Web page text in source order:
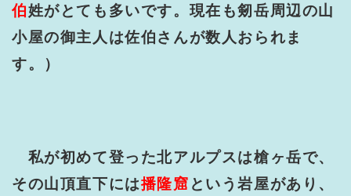
伯姓がとても多いです。現在も剱岳周辺の山
小屋の御主人は佐伯さんが数人おられま
す。）
私が初めて登った北アルプスは槍ヶ岳で、
その山頂直下には播隆窟 という岩屋があり、